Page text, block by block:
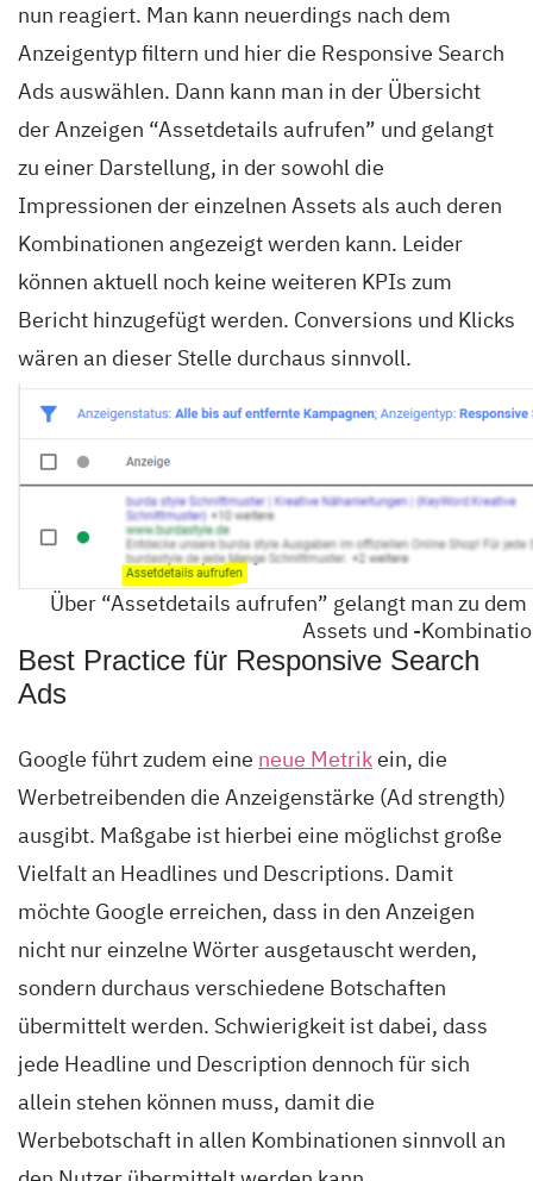
nun reagiert. Man kann neuerdings nach dem
Anzeigentyp filtern und hier die Responsive Search
Ads auswählen. Dann kann man in der Übersicht
der Anzeigen “Assetdetails aufrufen” und gelangt
zu einer Darstellung, in der sowohl die
Impressionen der einzelnen Assets als auch deren
Kombinationen angezeigt werden kann. Leider
können aktuell noch keine weiteren KPIs zum
Bericht hinzugefügt werden. Conversions und Klicks
wären an dieser Stelle durchaus sinnvoll.
Über “Assetdetails aufrufen” gelangt man zu
Assets und -
Best Practice für Responsive Search
Ads
Google führt zudem eine neue Metrikein, die
Werbetreibenden die Anzeigenstärke (Ad strength)
ausgibt. Maßgabe ist hierbei eine möglichst große
Vielfalt an Headlines und Descriptions. Damit
möchte Google erreichen, dass in den Anzeigen
nicht nur einzelne Wörter ausgetauscht werden,
sondern durchaus verschiedene Botschaften
übermittelt werden. Schwierigkeit ist dabei, dass
jede Headline und Description dennoch für sich
allein stehen können muss, damit die
Werbebotschaft in allen Kombinationen sinnvoll an